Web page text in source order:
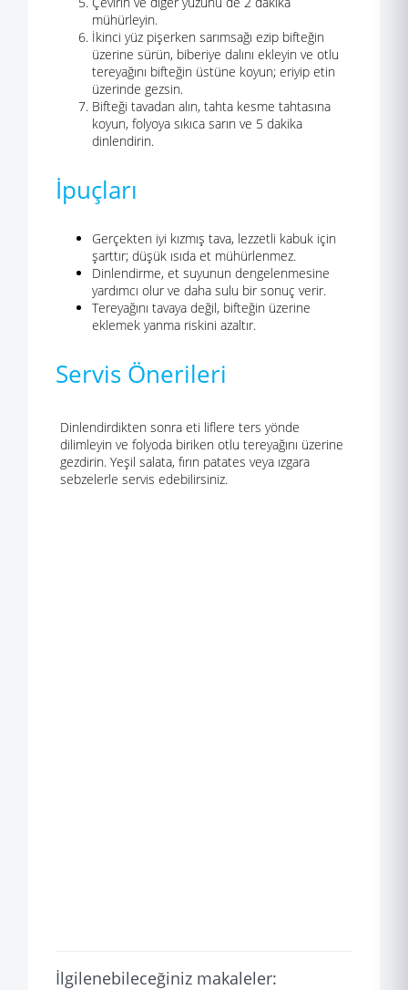
mühürleyin.
İkinci yüz pişerken sarımsağı ezip bifteğin
üzerine sürün, biberiye dalını ekleyin ve otlu
tereyağını bifteğin üstüne koyun; eriyip etin
üzerinde gezsin.
Bifteği tavadan alın, tahta kesme tahtasına
koyun, folyoya sıkıca sarın ve 5 dakika
dinlendirin.
İpuçları
Gerçekten iyi kızmış tava, lezzetli kabuk için
şarttır; düşük ısıda et mühürlenmez.
Dinlendirme, et suyunun dengelenmesine
yardımcı olur ve daha sulu bir sonuç verir.
Tereyağını tavaya değil, bifteğin üzerine
eklemek yanma riskini azaltır.
Servis Önerileri
Dinlendirdikten sonra eti liflere ters yönde
dilimleyin ve folyoda biriken otlu tereyağını üzerine
gezdirin. Yeşil salata, fırın patates veya ızgara
sebzelerle servis edebilirsiniz.
İlgilenebileceğiniz makaleler: